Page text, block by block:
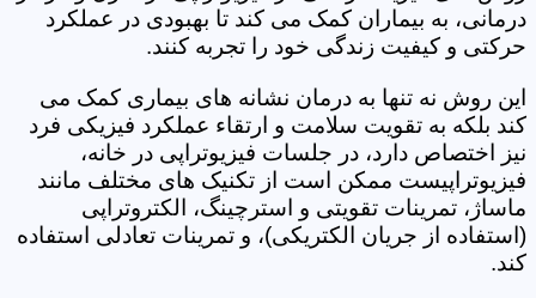
درمانی، به بیماران کمک می کند تا بهبودی در عملکرد
حرکتی و کیفیت زندگی خود را تجربه کنند.
این روش نه تنها به درمان نشانه های بیماری کمک می
کند بلکه به تقویت سلامت و ارتقاء عملکرد فیزیکی فرد
نیز اختصاص دارد، در جلسات فیزیوتراپی در خانه،
فیزیوتراپیست ممکن است از تکنیک های مختلف مانند
ماساژ، تمرینات تقویتی و استرچینگ، الکتروتراپی
(استفاده از جریان الکتریکی)، و تمرینات تعادلی استفاده
کند.